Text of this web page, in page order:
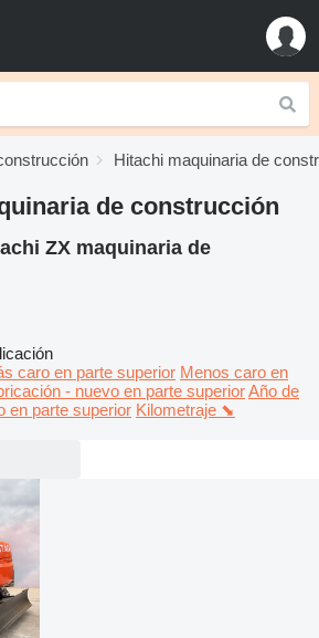
Hitachi maquinaria de
de construcción
ZX maquinaria de
caro en parte superior Menos caro en
- nuevo en parte superiorAño de
en parte superior Kilometraje ⬊